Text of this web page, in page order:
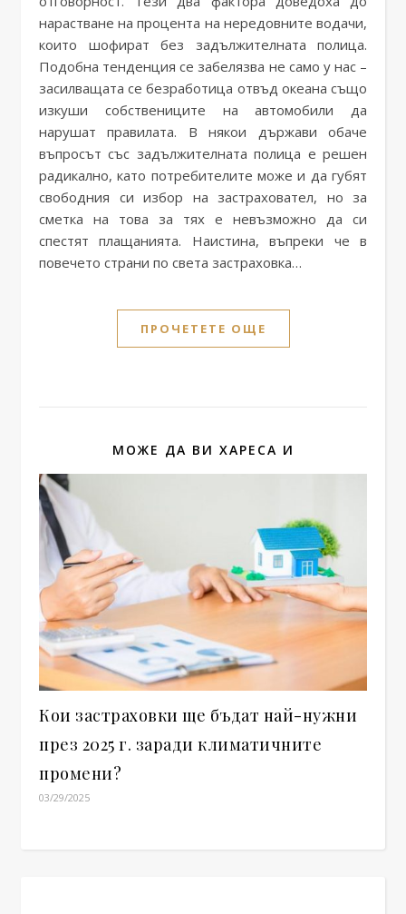
нарастване на процента на нередовните водачи,
които шофират без задължителната полица.
Подобна тенденция се забелязва не само у нас –
засилващата се безработица отвъд океана също
изкуши собствениците на автомобили да
нарушат правилата. В някои държави обаче
въпросът със задължителната полица е решен
радикално, като потребителите може и да губят
свободния си избор на застраховател, но за
сметка на това за тях е невъзможно да си
спестят плащанията. Наистина, въпреки че в
повечето страни по света застраховка…
ПРОЧЕТЕТЕ ОЩЕ
МОЖЕ ДА ВИ ХАРЕСА И
Кои застраховки ще бъдат най-нужни
през 2025 г. заради климатичните
промени?
03/29/2025